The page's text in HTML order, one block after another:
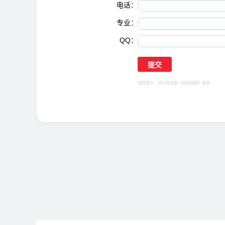
电话：
专业：
QQ：
选择提交，视为您同意 《隐私保障》 条例